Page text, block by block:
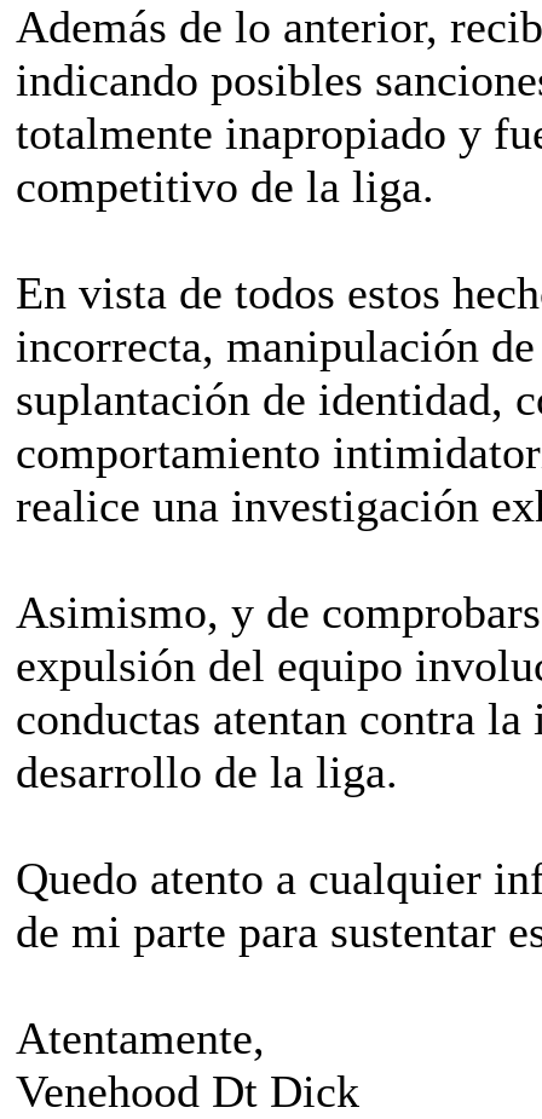
Además de lo anterior,
indicando posibles
totalmente inapropiado y
competitivo de la liga.
En vista de todos estos
incorrecta, manipulación
suplantación de identidad,
comportamiento
realice una investigación
Asimismo, y de
expulsión del equipo
conductas atentan contra
desarrollo de la liga.
Quedo atento a cualquier
de mi parte para sustentar
Atentamente,
Venehood Dt Dick